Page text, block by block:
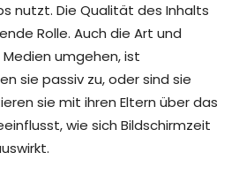
nutzt. Die Qualität des Inhalts
Rolle. Auch die Art und
umgehen, ist
sie passiv zu, oder sind sie
sie mit ihren Eltern über das
wie sich Bildschirmzeit